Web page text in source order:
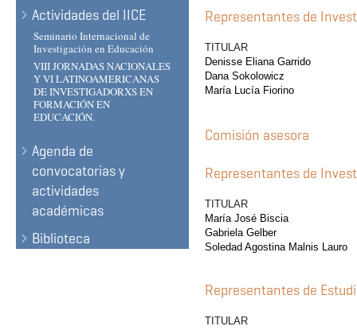
Actividades del IICE
Seminario Internacional de
Investigación en Educación
VIII JORNADAS NACIONALES
Y VI LATINOAMERICANAS
DE INVESTIGADORXS EN
FORMACIÓN EN
EDUCACIÓN.
Agenda de
convocatorias y
actividades
académicas
Biblioteca
Representantes de
TITULAR
Denisse Eliana
Dana Sokolowicz
María Lucía Fiorino
Comisión asesora
Representantes de
TITULAR
María José Biscia
Gabriela Gelber
Soledad Agostina Malnis Lauro
Representantes de
TITULAR